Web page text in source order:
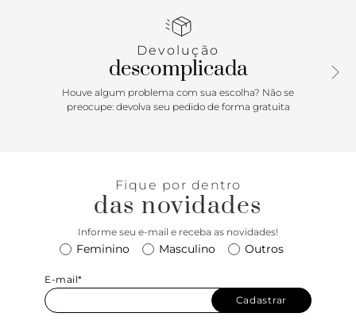
fivela metálica. Com palmilha bege e inscrição do nome da
Devolução
descomplicada
Houve algum problema com sua escolha? Não se
preocupe: devolva seu pedido de forma gratuita
Fique por dentro
das novidades
Informe seu e-mail e receba as novidades!
Feminino Masculino Outros
E-mail*
Cadastrar